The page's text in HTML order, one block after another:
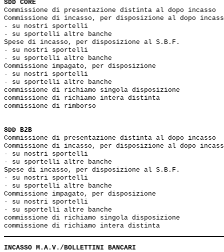
SDD CORE
Commissione di presentazione distinta al dopo incasso
Commissione di incasso, per disposizione al dopo
- su nostri sportelli
- su sportelli altre banche
Spese di incasso, per disposizione al S.B.F.
- su nostri sportelli
- su sportelli altre banche
Commissione impagato, per disposizione
- su nostri sportelli
- su sportelli altre banche
commissione di richiamo singola disposizione
commissione di richiamo intera distinta
commissione di rimborso
SDD B2B
Commissione di presentazione distinta al dopo incasso
Commissione di incasso, per disposizione al dopo
- su nostri sportelli
- su sportelli altre banche
Spese di incasso, per disposizione al S.B.F.
- su nostri sportelli
- su sportelli altre banche
Commissione impagato, per disposizione
- su nostri sportelli
- su sportelli altre banche
commissione di richiamo singola disposizione
INCASSO M.A.V./BOLLETTINI BANCARI